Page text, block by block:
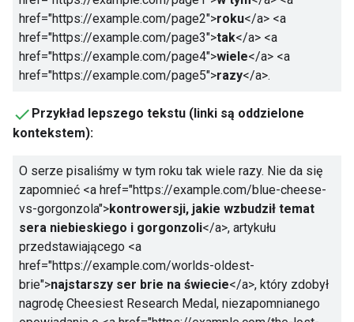
href="https://example.com/page2">roku</a> <a
href="https://example.com/page3">tak</a> <a
href="https://example.com/page4">wiele</a> <a
href="https://example.com/page5">razy</a>.
Przykład lepszego tekstu (linki są oddzielone
kontekstem):
O serze pisaliśmy w tym roku tak wiele razy. Nie da się
zapomnieć <a href="https://example.com/blue-cheese-
vs-gorgonzola">kontrowersji, jakie wzbudził temat
sera niebieskiego i gorgonzoli</a>, artykułu
przedstawiającego <a
href="https://example.com/worlds-oldest-
brie">najstarszy ser brie na świecie</a>, który zdobył
nagrodę Cheesiest Research Medal, niezapomnianego